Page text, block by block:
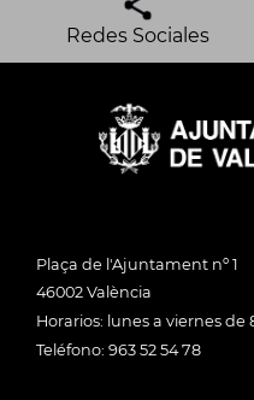
Redes Sociales
Plaça de l'Ajuntament nº 1
46002 València
Horarios: lunes a viernes de
Teléfono: 963 52 54 78